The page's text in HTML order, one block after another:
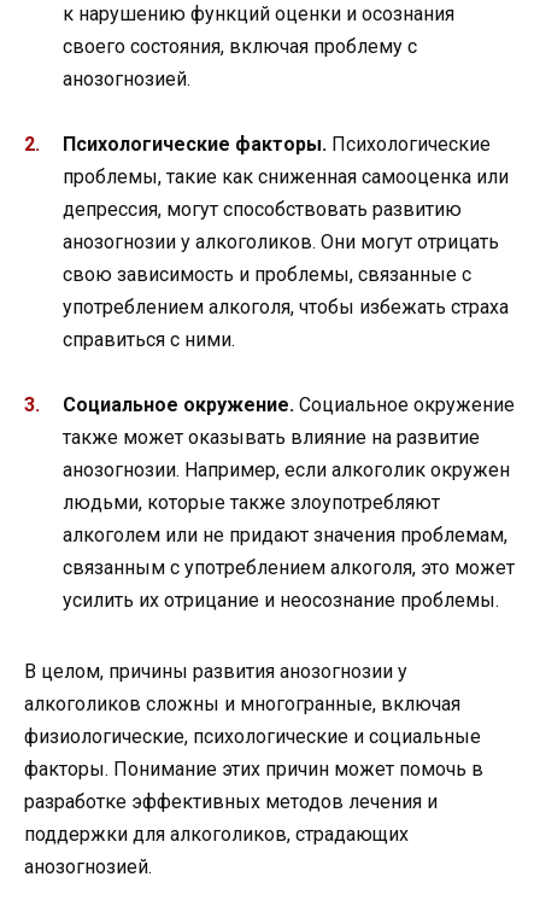
к нарушению функций оценки и осознания
своего состояния, включая проблему с
анозогнозией.
Психологические факторы. Психологические
проблемы, такие как сниженная самооценка или
депрессия, могут способствовать развитию
анозогнозии у алкоголиков. Они могут отрицать
свою зависимость и проблемы, связанные с
употреблением алкоголя, чтобы избежать страха
справиться с ними.
Социальное окружение. Социальное окружение
также может оказывать влияние на развитие
анозогнозии. Например, если алкоголик окружен
людьми, которые также злоупотребляют
алкоголем или не придают значения проблемам,
связанным с употреблением алкоголя, это может
усилить их отрицание и неосознание проблемы.
В целом, причины развития анозогнозии у
алкоголиков сложны и многогранные, включая
физиологические, психологические и социальные
факторы. Понимание этих причин может помочь в
разработке эффективных методов лечения и
поддержки для алкоголиков, страдающих
анозогнозией.